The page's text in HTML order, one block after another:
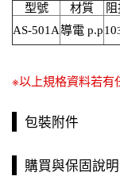
型號 材質
AS-501A導電 p.p10
※以上規格資料若有
包裝附件
購買與保固說明